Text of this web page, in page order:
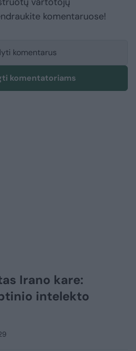
komentaruose!
komentarus
komentatoriams
Irano kare:
intelekto